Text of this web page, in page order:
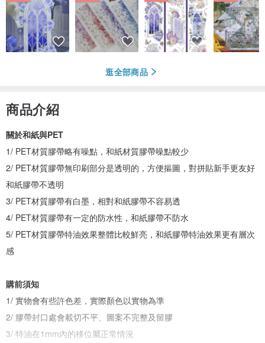
逛全部商品
商品介紹
關於和紙與PET
1/ PET材質膠帶略有噪點，和紙材質膠帶噪點較少
2/ PET材質膠帶無印刷部分是透明的，方便摳圖，對拼貼新手更友好
和紙膠帶不透明
3/ PET材質膠帶有白墨，相對和紙膠帶不容易透
4/ PET材質膠帶有一定的防水性，和紙膠帶不防水
5/ PET材質膠帶特油效果整體比較鮮亮，和紙膠帶特油效果更有層次
感
購前須知
1/ 實物會有些許色差，實際顏色以實物為準
2/ 膠帶封口處會載切不平、圖案不完整及留膠
3/ 特油在1mm內的移位屬正常情況